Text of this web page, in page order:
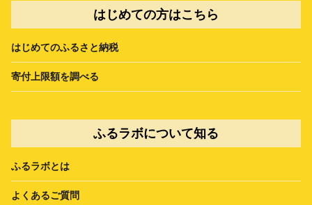
はじめての方はこちら
はじめてのふるさと納税
寄付上限額を調べる
ふるラボについて知る
ふるラボとは
よくあるご質問